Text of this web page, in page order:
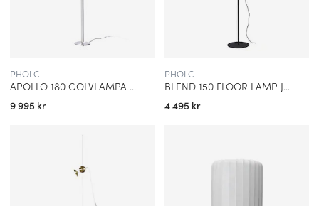
PHOLC
APOLLO 180 GOLVLAMPA ALUMINIUM
9 995 kr
PHOLC
BLEND 150 FLOOR LAMP JET BLACK, BRASS
4 495 kr